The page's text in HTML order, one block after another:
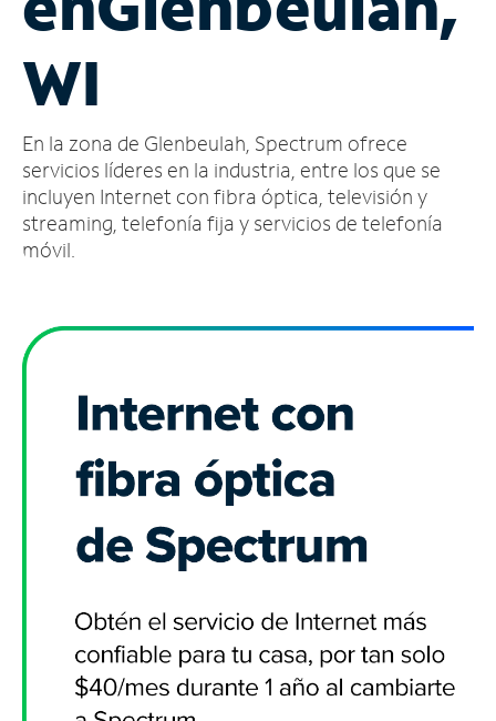
cuenta
Encuentra
tienda
WI
En la zona de Glenbeulah, Spectrum ofrece
servicios líderes en la industria, entre los que se
incluyen Internet con fibra óptica, televisión y
streaming, telefonía fija y servicios de telefonía
móvil.